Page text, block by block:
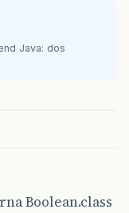
Java: dos
Boolean.class